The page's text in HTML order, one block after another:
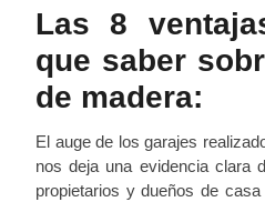
Las 8
que saber
de madera:
El auge de los garajes
nos deja una evidencia clara
propietarios y dueños de